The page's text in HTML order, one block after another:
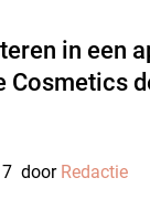
in een
Cosmetics
door Redactie